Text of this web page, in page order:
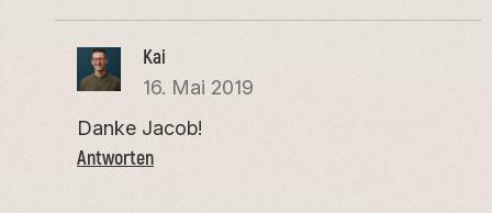
Kai
16. Mai 2019
Danke Jacob!
Antworten